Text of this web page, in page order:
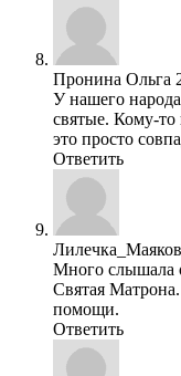
Пронина Ольга
У нашего
святые. Кому-то
это просто
Ответить
Много слышала
Святая
помощи.
Ответить